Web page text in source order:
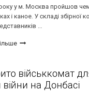
у м. Москва пройшов
і каное. У складі збірної
...
військкомат
війни на Донбасі